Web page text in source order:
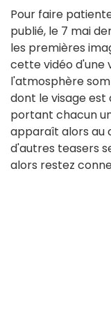
Pour faire
publié, le 7 mai
les premières
cette vidéo d'une
l'atmosphère
dont le visage est
portant chacun
apparaît alors au
d'autres teasers
alors restez